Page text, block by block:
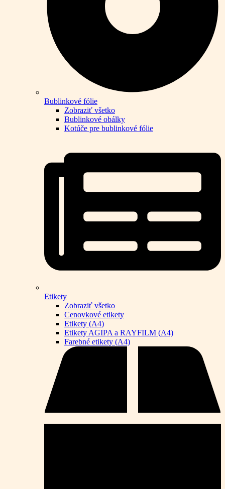
Bublinkové fólie
Zobraziť všetko
Bublinkové obálky
Kotúče pre bublinkové fólie
Etikety
Zobraziť všetko
Cenovkové etikety
Etikety (A4)
Etikety AGIPA a RAYFILM (A4)
Farebné etikety (A4)